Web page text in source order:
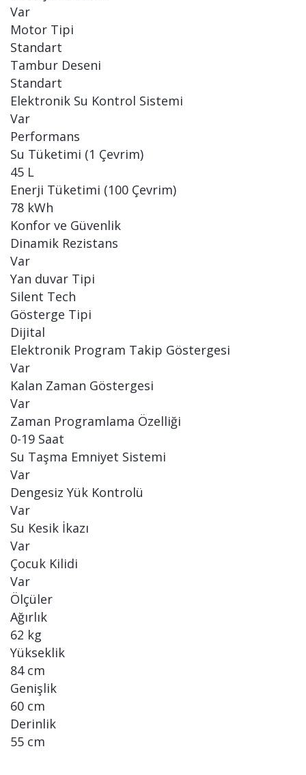
Var
Motor Tipi
Standart
Tambur Deseni
Standart
Elektronik Su Kontrol Sistemi
Var
Performans
Su Tüketimi (1 Çevrim)
45 L
Enerji Tüketimi (100 Çevrim)
78 kWh
Konfor ve Güvenlik
Dinamik Rezistans
Var
Yan duvar Tipi
Silent Tech
Gösterge Tipi
Dijital
Elektronik Program Takip Göstergesi
Var
Kalan Zaman Göstergesi
Var
Zaman Programlama Özelliği
0-19 Saat
Su Taşma Emniyet Sistemi
Var
Dengesiz Yük Kontrolü
Var
Su Kesik İkazı
Var
Çocuk Kilidi
Var
Ölçüler
Ağırlık
62 kg
Yükseklik
84 cm
Genişlik
60 cm
Derinlik
55 cm